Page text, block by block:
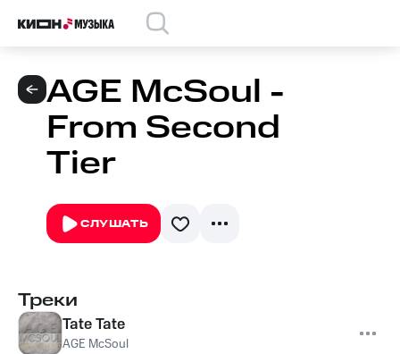
AGE McSoul -
From Second
Tier
СЛУШАТЬ
Треки
Tate Tate
AGE McSoul